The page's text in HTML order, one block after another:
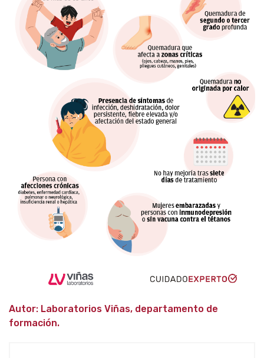
Autor: Laboratorios Viñas, departamento de
formación.